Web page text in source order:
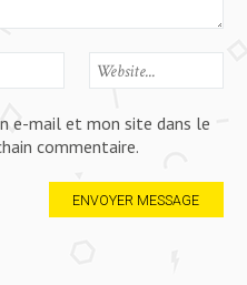
e-mail et mon site dans le
commentaire.